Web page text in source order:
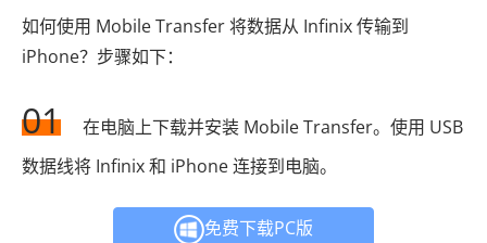
如何使用 Mobile Transfer 将数据从 Infinix 传输到
iPhone？步骤如下：
01
在电脑上下载并安装 Mobile Transfer。使用 USB
数据线将 Infinix 和 iPhone 连接到电脑。
免费下载PC版